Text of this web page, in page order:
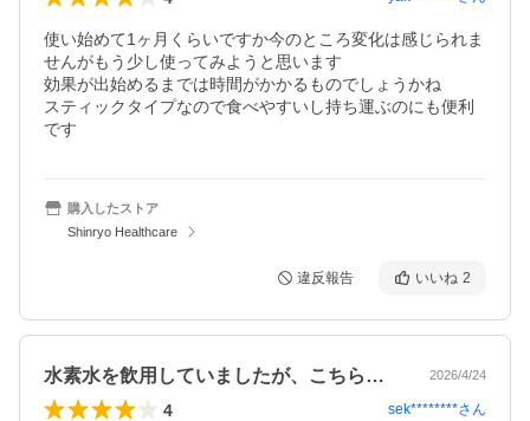
使い始めて1ヶ月くらいですか今のところ変化は感じられま
せんがもう少し使ってみようと思います
効果が出始めるまでは時間がかかるものでしょうかね
スティックタイプなので食べやすいし持ち運ぶのにも便利
です
購入したストア
Shinryo Healthcare
違反報告 いいね 2
水素水を飲用していましたが、こちらの方… 2026/4/24
4 sek********さん